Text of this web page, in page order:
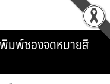
มพ์ซองจดหมายสี